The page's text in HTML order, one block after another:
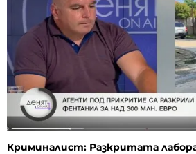
Криминалист: Разкритата